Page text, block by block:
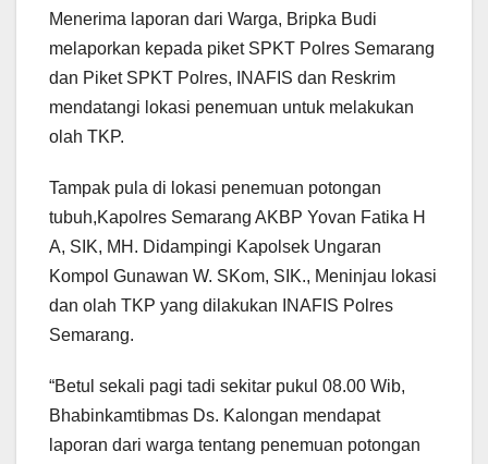
Menerima laporan dari Warga, Bripka Budi
melaporkan kepada piket SPKT Polres Semarang
dan Piket SPKT Polres, INAFIS dan Reskrim
mendatangi lokasi penemuan untuk melakukan
olah TKP.
Tampak pula di lokasi penemuan potongan
tubuh,Kapolres Semarang AKBP Yovan Fatika H
A, SIK, MH. Didampingi Kapolsek Ungaran
Kompol Gunawan W. SKom, SIK., Meninjau lokasi
dan olah TKP yang dilakukan INAFIS Polres
Semarang.
“Betul sekali pagi tadi sekitar pukul 08.00 Wib,
Bhabinkamtibmas Ds. Kalongan mendapat
laporan dari warga tentang penemuan potongan